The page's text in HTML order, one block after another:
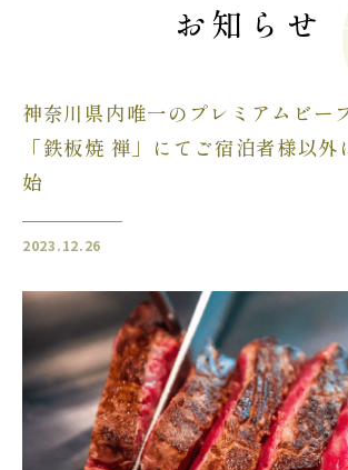
お知らせ
神奈川県内唯一のプレミアムビー
「鉄板焼 禅」にてご宿泊者様以
始
2023.12.26